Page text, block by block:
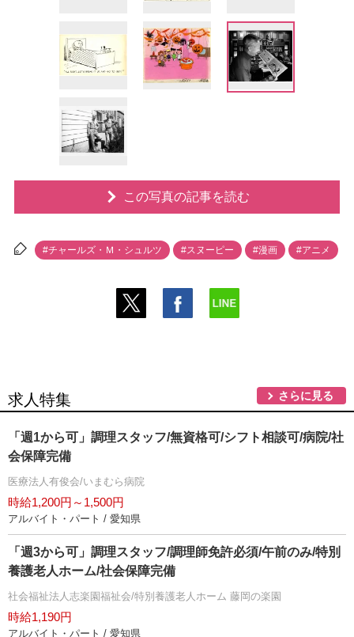
この写真の記事を読む
#チャールズ・Ｍ・シュルツ #スヌーピー #漫画 #アニメ
求人特集 さらに見る
「週1から可」調理スタッフ/無資格可/シフト相談可/病院/社
会保障完備
医療法人有俊会/いまむら病院
時給1,200円～1,500円
アルバイト・パート / 愛知県
「週3から可」調理スタッフ/調理師免許必須/午前のみ/特別
養護老人ホーム/社会保障完備
社会福祉法人志楽園福祉会/特別養護老人ホーム 藤岡の楽園
時給1,190円
アルバイト・パート / 愛知県